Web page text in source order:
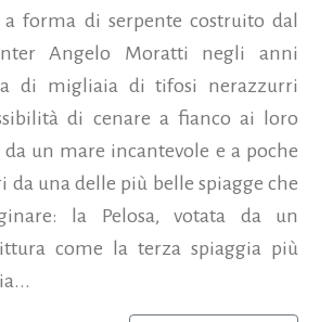
forma di serpente costruito dal
Angelo Moratti negli anni
di migliaia di tifosi nerazzurri
di cenare a fianco ai loro
un mare incantevole e a poche
una delle più belle spiagge che
la Pelosa, votata da un
come la terza spiaggia più